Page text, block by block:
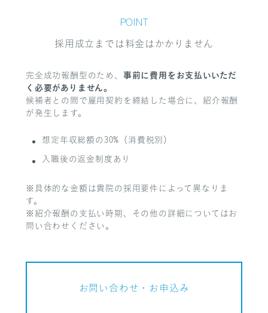
POINT
採用成立までは料金はかかりません
完全成功報酬型のため、 事前に費用をお支払いいただ
く必要がありません。
候補者との間で雇用契約を締結した場合に、紹介報酬
が発生します。
想定年収総額の30%（消費税別）
入職後の返金制度あり
※具体的な金額は貴院の採用要件によって異なりま
す。
※紹介報酬の支払い時期、その他の詳細についてはお
問い合わせください。
お問い合わせ・お申込み